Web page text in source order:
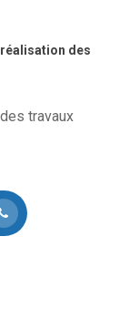
réalisation des
travaux